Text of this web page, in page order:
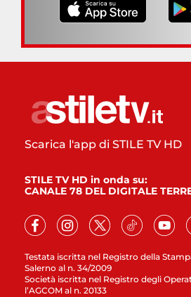
Testata iscritta nel Registro della
Salerno al n. 34/2009
Società iscritta nel Registro degli
l’AGCOM al n. 20133
Scarica l'app di STILE TV HD
STILE TV HD in onda su:
CANALE 78 DEL DIGITALE